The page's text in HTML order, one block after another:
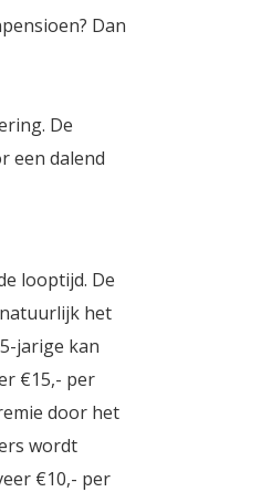
Dan
De
een dalend
looptijd. De
het
jarige kan
€15,- per
door het
wordt
€10,- per